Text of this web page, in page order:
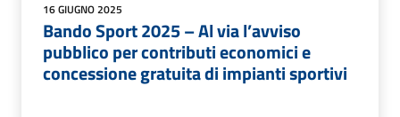
16 GIUGNO 2025
Bando Sport 2025 – Al via l’avviso
pubblico per contributi economici e
concessione gratuita di impianti sportivi